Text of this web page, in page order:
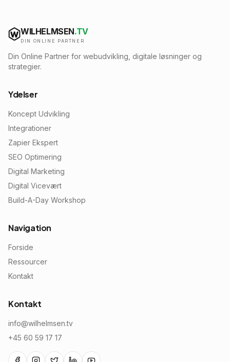
WILHELMSEN.TV
DIN ONLINE PARTNER
Din Online Partner for webudvikling, digitale løsninger og
strategier.
Ydelser
Koncept Udvikling
Integrationer
Zapier Ekspert
SEO Optimering
Digital Marketing
Digital Vicevært
Build-A-Day Workshop
Navigation
Forside
Ressourcer
Kontakt
Kontakt
info@wilhelmsen.tv
+45 60 59 17 17